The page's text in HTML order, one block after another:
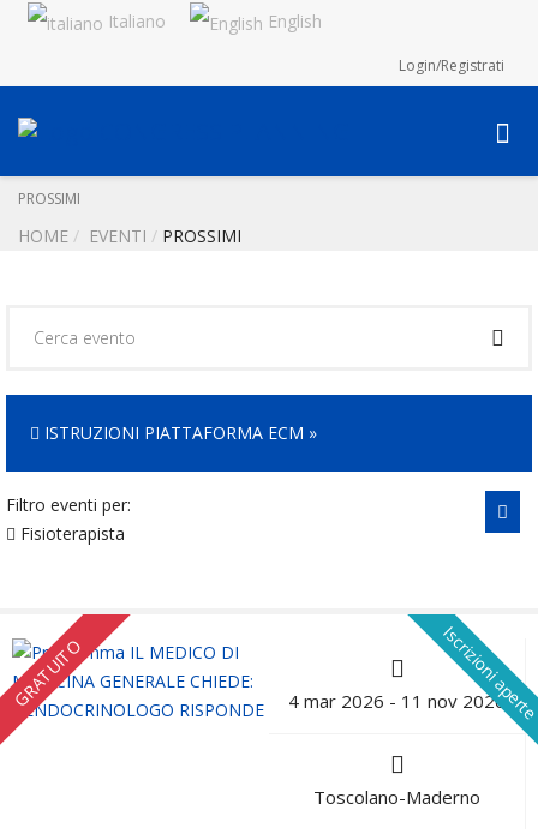
Italiano English
Login/Registrati
PROSSIMI
HOME EVENTI PROSSIMI
ISTRUZIONI PIATTAFORMA ECM »
Filtro eventi per:
Fisioterapista
Iscrizioni
GRATUITO 4 mar 2026 - 11 nov 2026
Toscolano-Maderno